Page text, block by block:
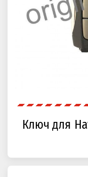
Ключ для